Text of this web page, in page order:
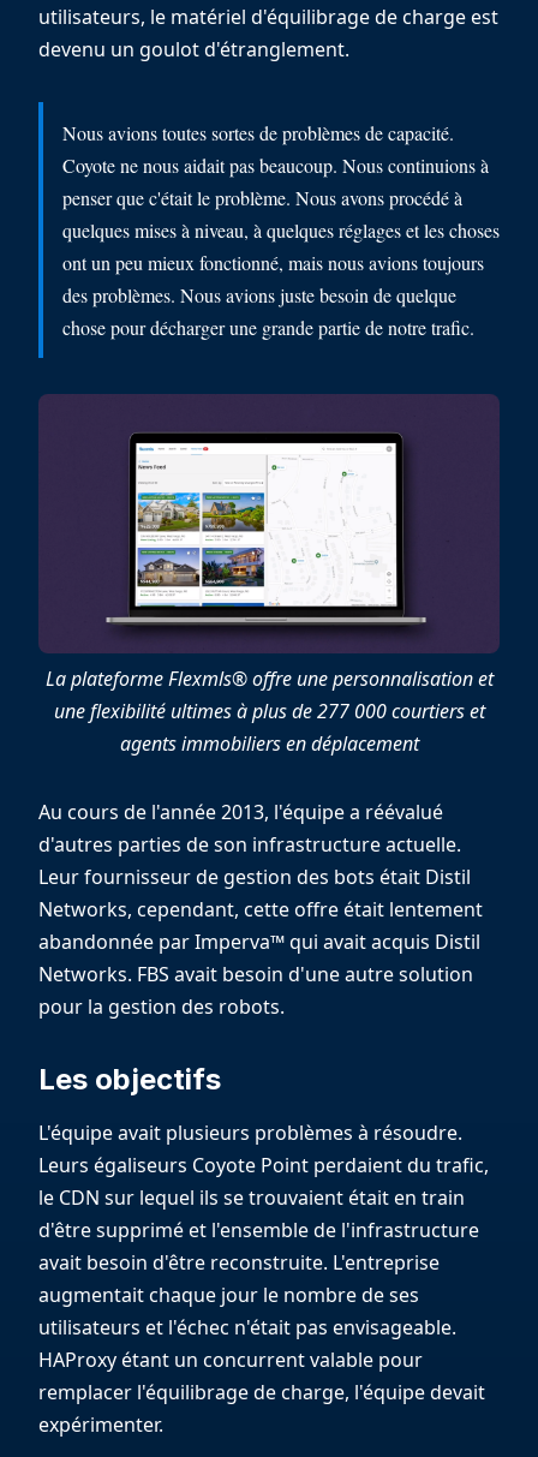
utilisateurs, le matériel d'équilibrage de charge est
devenu un goulot d'étranglement.
Nous avions toutes sortes de problèmes de capacité.
Coyote ne nous aidait pas beaucoup. Nous continuions à
penser que c'était le problème. Nous avons procédé à
quelques mises à niveau, à quelques réglages et les choses
ont un peu mieux fonctionné, mais nous avions toujours
des problèmes. Nous avions juste besoin de quelque
chose pour décharger une grande partie de notre trafic.
La plateforme Flexmls® offre une personnalisation et
une flexibilité ultimes à plus de 277 000 courtiers et
agents immobiliers en déplacement
Au cours de l'année 2013, l'équipe a réévalué
d'autres parties de son infrastructure actuelle.
Leur fournisseur de gestion des bots était Distil
Networks, cependant, cette offre était lentement
abandonnée par Imperva™ qui avait acquis Distil
Networks. FBS avait besoin d'une autre solution
pour la gestion des robots.
Les objectifs
L'équipe avait plusieurs problèmes à résoudre.
Leurs égaliseurs Coyote Point perdaient du trafic,
le CDN sur lequel ils se trouvaient était en train
d'être supprimé et l'ensemble de l'infrastructure
avait besoin d'être reconstruite. L'entreprise
augmentait chaque jour le nombre de ses
utilisateurs et l'échec n'était pas envisageable.
HAProxy étant un concurrent valable pour
remplacer l'équilibrage de charge, l'équipe devait
expérimenter.